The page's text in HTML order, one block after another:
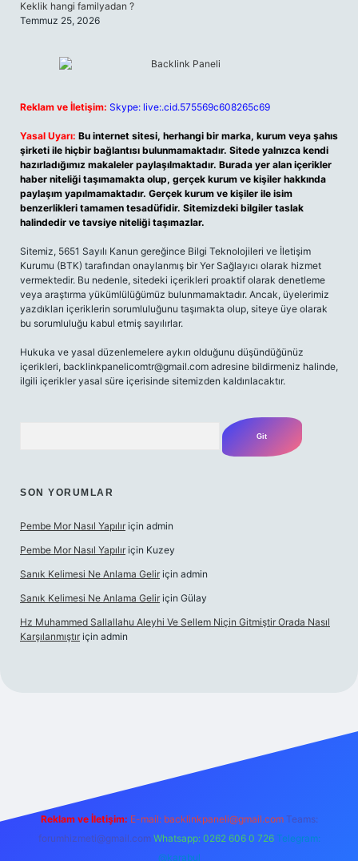
Keklik hangi familyadan ?
Temmuz 25, 2026
Reklam ve İletişim: Skype: live:.cid.575569c608265c69
Yasal Uyarı: Bu internet sitesi, herhangi bir marka, kurum veya şahıs
şirketi ile hiçbir bağlantısı bulunmamaktadır. Sitede yalnızca kendi
hazırladığımız makaleler paylaşılmaktadır. Burada yer alan içerikler
haber niteliği taşımamakta olup, gerçek kurum ve kişiler hakkında
paylaşım yapılmamaktadır. Gerçek kurum ve kişiler ile isim
benzerlikleri tamamen tesadüfidir. Sitemizdeki bilgiler taslak
halindedir ve tavsiye niteliği taşımazlar.
Sitemiz, 5651 Sayılı Kanun gereğince Bilgi Teknolojileri ve İletişim
Kurumu (BTK) tarafından onaylanmış bir Yer Sağlayıcı olarak hizmet
vermektedir. Bu nedenle, sitedeki içerikleri proaktif olarak denetleme
veya araştırma yükümlülüğümüz bulunmamaktadır. Ancak, üyelerimiz
yazdıkları içeriklerin sorumluluğunu taşımakta olup, siteye üye olarak
bu sorumluluğu kabul etmiş sayılırlar.
Hukuka ve yasal düzenlemelere aykırı olduğunu düşündüğünüz
içerikleri, backlinkpanelicomtr@gmail.com adresine bildirmeniz halinde,
ilgili içerikler yasal süre içerisinde sitemizden kaldırılacaktır.
SON YORUMLAR
Pembe Mor Nasıl Yapılır için admin
Pembe Mor Nasıl Yapılır için Kuzey
Sanık Kelimesi Ne Anlama Gelir için admin
Sanık Kelimesi Ne Anlama Gelir için Gülay
Hz Muhammed Sallallahu Aleyhi Ve Sellem Niçin Gitmiştir Orada Nasıl
Karşılanmıştır için admin
Reklam ve İletişim: E-mail: backlinkpaneli@gmail.com Teams:
forumhizmeti@gmail.com Whatsapp: 0262 606 0 726 Telegram:
@karabul